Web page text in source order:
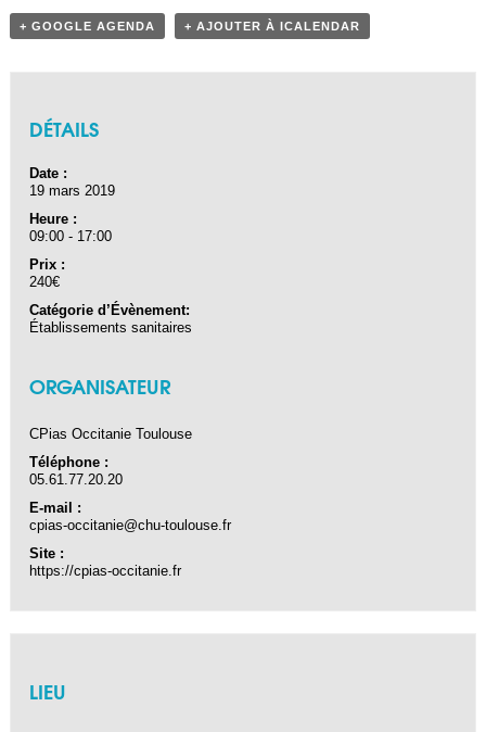
+ GOOGLE AGENDA + AJOUTER À ICALENDAR
DÉTAILS
Date :
19 mars 2019
Heure :
09:00 - 17:00
Prix :
240€
Catégorie d’Évènement:
Établissements sanitaires
ORGANISATEUR
CPias Occitanie Toulouse
Téléphone :
05.61.77.20.20
E-mail :
cpias-occitanie@chu-toulouse.fr
Site :
https://cpias-occitanie.fr
LIEU